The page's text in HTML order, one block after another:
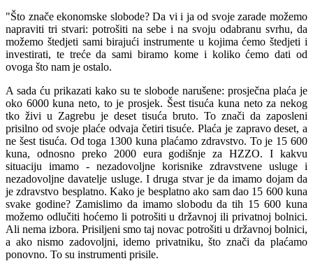
"Što znače ekonomske slobode? Da vi i ja od svoje zarade možemo
napraviti tri stvari: potrošiti na sebe i na svoju odabranu svrhu, da
možemo štedjeti sami birajući instrumente u kojima ćemo štedjeti i
investirati, te treće da sami biramo kome i koliko ćemo dati od
ovoga što nam je ostalo.
A sada ću prikazati kako su te slobode narušene: prosječna plaća je
oko 6000 kuna neto, to je prosjek. Šest tisuća kuna neto za nekog
tko živi u Zagrebu je deset tisuća bruto. To znači da zaposleni
prisilno od svoje plaće odvaja četiri tisuće. Plaća je zapravo deset, a
ne šest tisuća. Od toga 1300 kuna plaćamo zdravstvo. To je 15 600
kuna, odnosno preko 2000 eura godišnje za HZZO. I kakvu
situaciju imamo - nezadovoljne korisnike zdravstvene usluge i
nezadovoljne davatelje usluge. I druga stvar je da imamo dojam da
je zdravstvo besplatno. Kako je besplatno ako sam dao 15 600 kuna
svake godine? Zamislimo da imamo slobodu da tih 15 600 kuna
možemo odlučiti hoćemo li potrošiti u državnoj ili privatnoj bolnici.
Ali nema izbora. Prisiljeni smo taj novac potrošiti u državnoj bolnici,
a ako nismo zadovoljni, idemo privatniku, što znači da plaćamo
ponovno. To su instrumenti prisile.